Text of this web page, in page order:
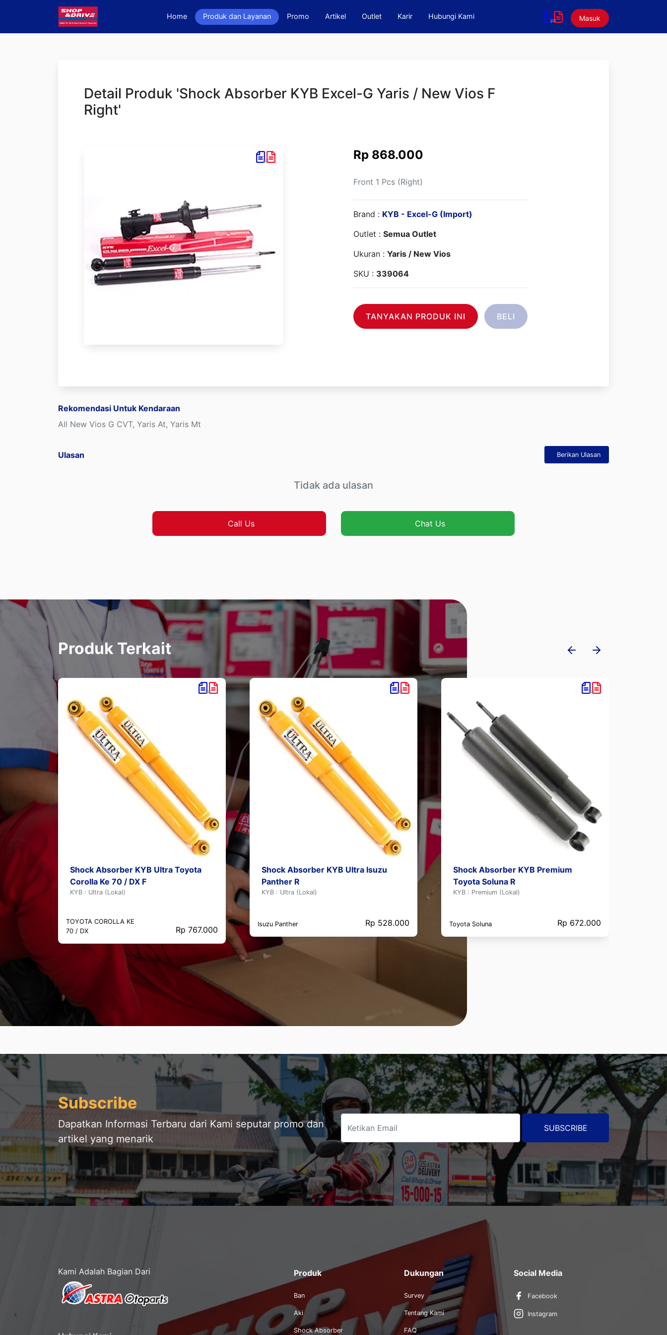
Home (current)Produk dan Layanan Promo Artikel Outlet Karir Hubungi Kami Masuk
Detail Produk 'Shock Absorber KYB Excel-G Yaris / New Vios F
Right'
Rp 868.000
Front 1 Pcs (Right)
Brand : KYB - Excel-G (Import)
Outlet :Semua Outlet
Ukuran :Yaris / New Vios
SKU : 339064
TANYAKAN PRODUK INI BELI
Rekomendasi Untuk Kendaraan
All New Vios G CVT, Yaris At, Yaris Mt
Ulasan Berikan Ulasan
Tidak ada ulasan
Call Us Chat Us
Produk Terkait
Shock Absorber KYB Ultra Toyota
Corolla Ke 70 / DX F
KYB : Ultra (Lokal)
TOYOTA COROLLA KE
70 / DX
Rp 767.000
Shock Absorber KYB Ultra Isuzu
Panther R
KYB : Ultra (Lokal)
Isuzu Panther Rp 528.000
Shock Absorber KYB Premium
Toyota Soluna R
KYB : Premium (Lokal)
Toyota Soluna Rp 672.000
Subscribe
Dapatkan Informasi Terbaru dari Kami seputar promo dan
artikel yang menarik
SUBSCRIBE
Kami Adalah Bagian Dari Produk
Ban
Aki
Shock Absorber
Dukungan
Survey
Tentang Kami
FAQ
Social Media
Facebook
Instagram